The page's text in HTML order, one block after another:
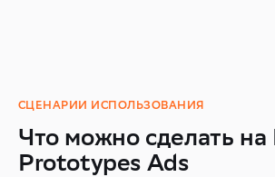
СЦЕНАРИИ ИСПОЛЬЗОВАНИЯ
Что можно сделать на
Prototypes Ads